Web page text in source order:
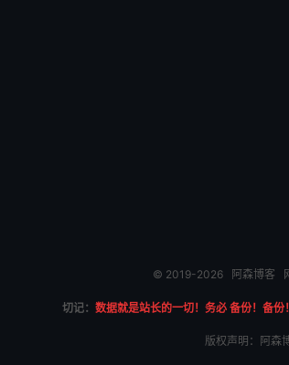
© 2019-2026 阿森博客
切记： 数据就是站长的一切！务必 备份！备份
版权声明：阿森